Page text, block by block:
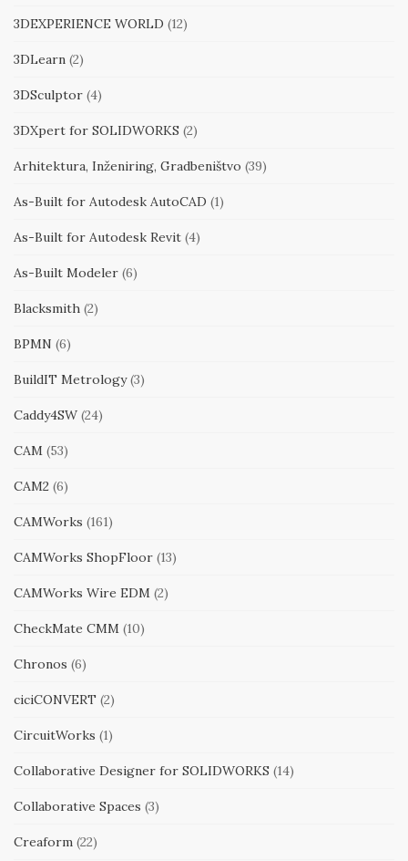
3DEXPERIENCE WORLD (12)
3DLearn (2)
3DSculptor (4)
3DXpert for SOLIDWORKS (2)
Arhitektura, Inženiring, Gradbeništvo (39)
As-Built for Autodesk AutoCAD (1)
As-Built for Autodesk Revit (4)
As-Built Modeler (6)
Blacksmith (2)
BPMN (6)
BuildIT Metrology(3)
Caddy4SW (24)
CAM (53)
CAM2 (6)
CAMWorks (161)
CAMWorks ShopFloor (13)
CAMWorks Wire EDM (2)
CheckMate CMM (10)
Chronos (6)
ciciCONVERT (2)
CircuitWorks (1)
Collaborative Designer for SOLIDWORKS (14)
Collaborative Spaces (3)
Creaform (22)